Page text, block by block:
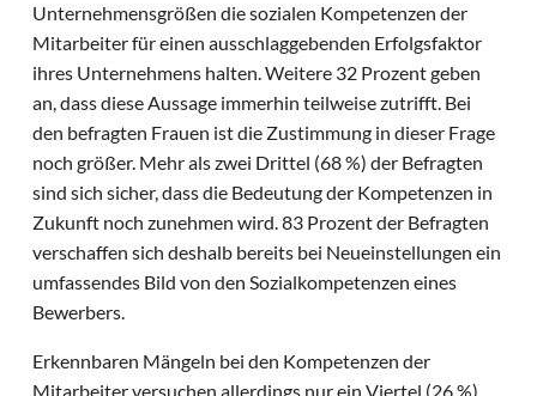
Unternehmensgrößen die sozialen Kompetenzen der
Mitarbeiter für einen ausschlaggebenden Erfolgsfaktor
ihres Unternehmens halten. Weitere 32 Prozent geben
an, dass diese Aussage immerhin teilweise zutrifft. Bei
den befragten Frauen ist die Zustimmung in dieser Frage
noch größer. Mehr als zwei Drittel (68 %) der Befragten
sind sich sicher, dass die Bedeutung der Kompetenzen in
Zukunft noch zunehmen wird. 83 Prozent der Befragten
verschaffen sich deshalb bereits bei Neueinstellungen ein
umfassendes Bild von den Sozialkompetenzen eines
Bewerbers.
Erkennbaren Mängeln bei den Kompetenzen der
Mitarbeiter versuchen allerdings nur ein Viertel (26 %)